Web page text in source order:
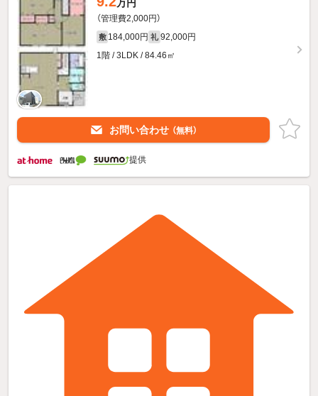
万円
（管理費2,000円）
敷 184,000円 礼 92,000円
1階 / 3LDK / 84.46㎡
お問い合わせ （無料）
提供